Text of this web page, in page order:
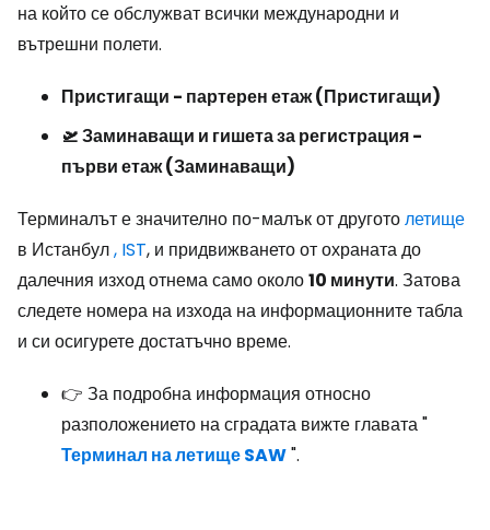
на който се обслужват всички международни и
вътрешни полети.
Пристигащи - партерен етаж (Пристигащи)
🛫 Заминаващи и гишета за регистрация -
първи етаж (Заминаващи)
Терминалът е значително по-малък от друготолетище
в Истанбул, IST, и придвижването от охраната до
далечния изход отнема само около10 минути. Затова
следете номера на изхода на информационните табла
и си осигурете достатъчно време.
👉 За подробна информация относно
разположението на сградата вижте главата "
Терминал на летище SAW".